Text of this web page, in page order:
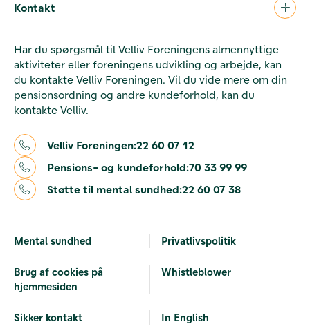
Kontakt
Har du spørgsmål til Velliv Foreningens almennyttige
aktiviteter eller foreningens udvikling og arbejde, kan
du kontakte Velliv Foreningen. Vil du vide mere om din
pensionsordning og andre kundeforhold, kan du
kontakte Velliv.
Velliv Foreningen:22 60 07 12
Pensions- og kundeforhold:70 33 99 99
Støtte til mental sundhed:22 60 07 38
Mental sundhed Privatlivspolitik
Brug af cookies på
hjemmesiden
Whistleblower
Sikker kontakt In English